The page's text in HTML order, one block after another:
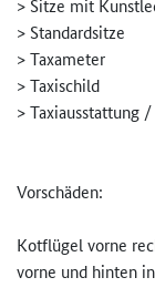
> Sitze mit
> Standardsitze
> Taxameter
> Taxischild
> Taxiausstattung
Vorschäden:
Kotflügel vorne
vorne und hinten